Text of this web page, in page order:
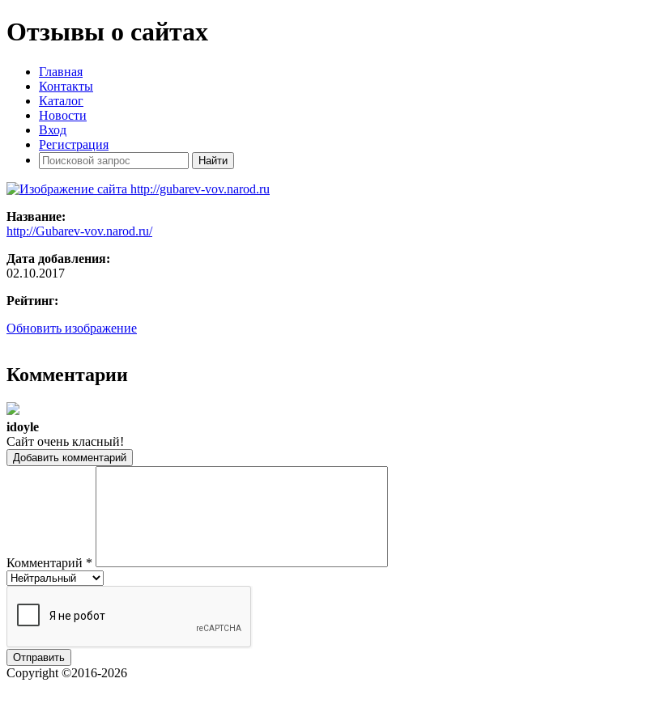
Отзывы о сайтах
Главная
Контакты
Каталог
Новости
Вход
Регистрация
Название:
http://Gubarev-vov.narod.ru/
Дата добавления:
02.10.2017
Рейтинг:
Обновить изображение
Комментарии
idoyle
Сайт очень класный!
Добавить комментарий
Комментарий *
Copyright ©2016-2026